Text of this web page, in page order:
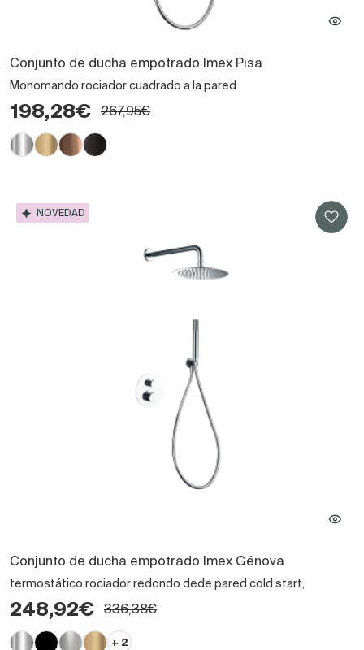
Conjunto de ducha empotrado Imex Pisa
Monomando rociador cuadrado a la pared
198,28€ 267,95€
NOVEDAD
Conjunto de ducha empotrado Imex Génova
termostático rociador redondo dede pared cold start,
248,92€ 336,38€
+ 2